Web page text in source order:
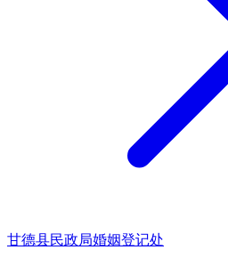
甘德县民政局婚姻登记处